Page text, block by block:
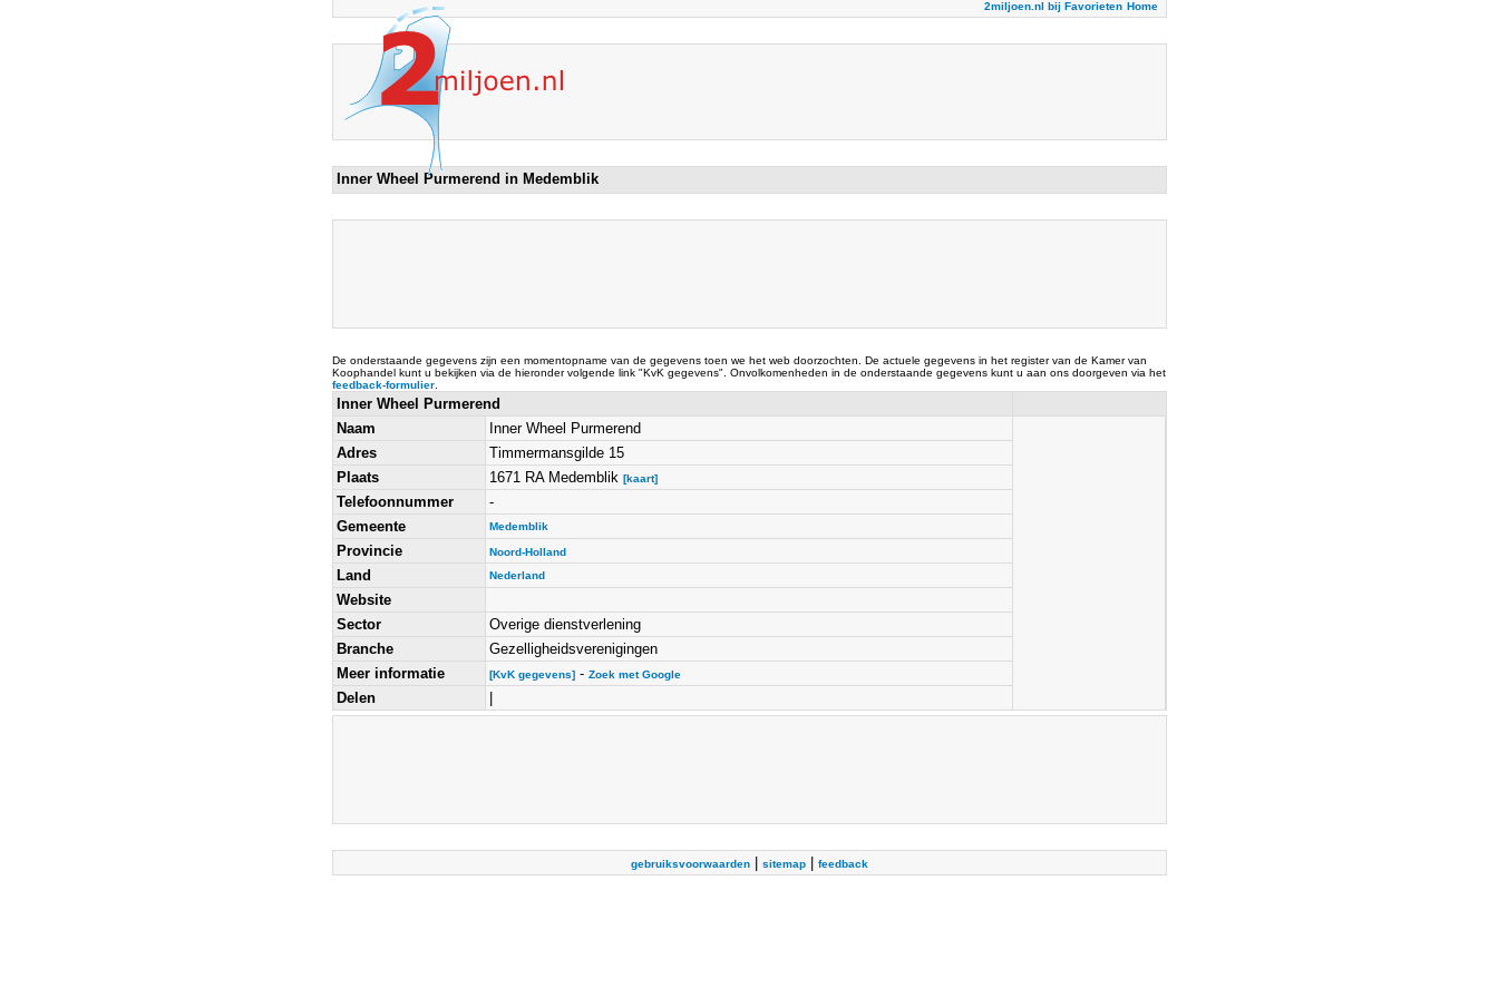
2miljoen.nl bij Favorieten Home
Inner Wheel Purmerend in Medemblik
De onderstaande gegevens zijn een momentopname van de gegevens toen we het web doorzochten. De actuele gegevens in het register van de Kamer van
Koophandel kunt u bekijken via de hieronder volgende link "KvK gegevens". Onvolkomenheden in de onderstaande gegevens kunt u aan ons doorgeven via het
feedback-formulier.
Inner Wheel Purmerend
Naam
Inner Wheel Purmerend
Adres
Timmermansgilde 15
Plaats
1671 RA Medemblik [kaart]
Telefoonnummer
-
Gemeente
Medemblik
Provincie Noord-Holland
Land Nederland
Website
Sector
Overige dienstverlening
Branche
Gezelligheidsverenigingen
Meer informatie
[KvK gegevens]- Zoek met Google
Delen
gebruiksvoorwaarden| sitemap| feedback